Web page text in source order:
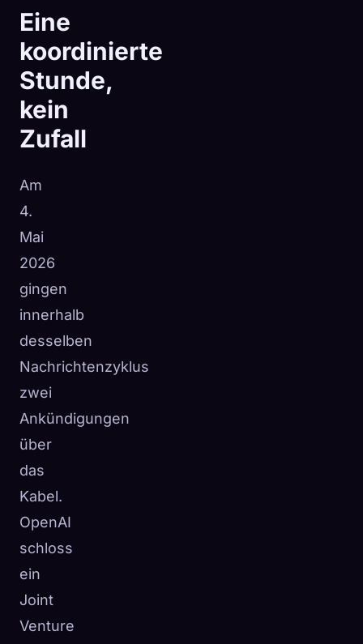
Eine
koordinierte
Stunde,
kein
Zufall
Am
4.
Mai
2026
gingen
innerhalb
desselben
Nachrichtenzyklus
zwei
Ankündigungen
über
das
Kabel.
OpenAI
schloss
ein
Joint
Venture